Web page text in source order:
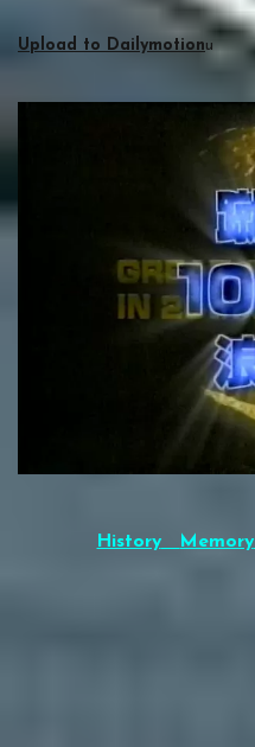
Upload to Dailymotionu
History Memory